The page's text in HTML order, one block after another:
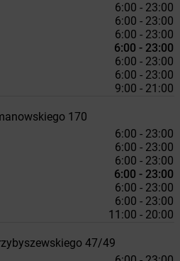
6:00 - 23:00
6:00 - 23:00
6:00 - 23:00
6:00 - 23:00
6:00 - 23:00
6:00 - 23:00
9:00 - 21:00
170
6:00 - 23:00
6:00 - 23:00
6:00 - 23:00
6:00 - 23:00
6:00 - 23:00
6:00 - 23:00
11:00 - 20:00
47/49